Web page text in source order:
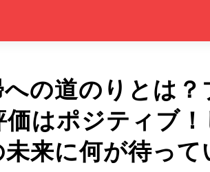
への道のりとは
価はポジティブ
来に何が待って